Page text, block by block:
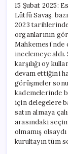
15 Şubat 2025:
Lütfü Savaş,
2023
organlarının
incelemeye
karşılığı oy
devam ettiğini
görüşmeler
kademelerinde
için delegelere
satın almaya
arasındaki
olmamış
kurultayın tüm